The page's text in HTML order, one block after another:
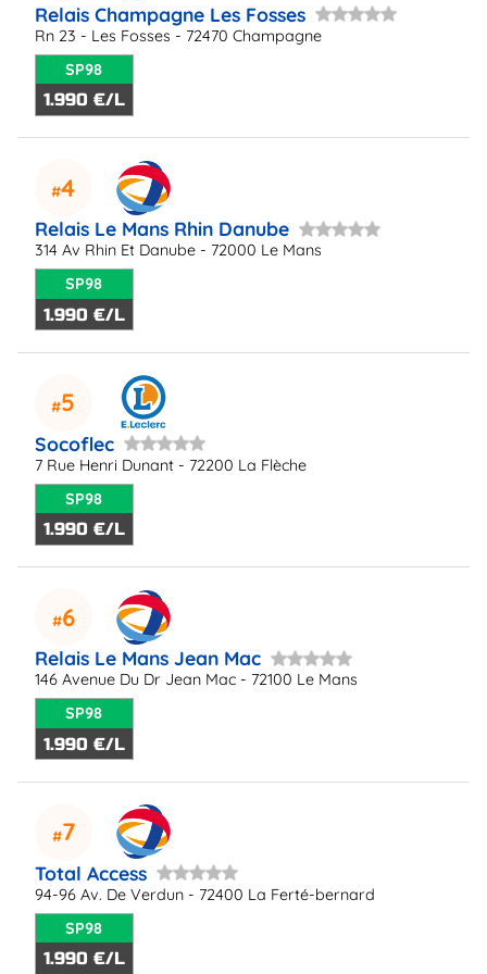
Relais Champagne Les Fosses
Rn 23 - Les Fosses - 72470 Champagne
SP98
1.990 €/L
4
Relais Le Mans Rhin Danube
314 Av Rhin Et Danube - 72000 Le Mans
SP98
1.990 €/L
5
Socoflec
7 Rue Henri Dunant - 72200 La Flèche
SP98
1.990 €/L
6
Relais Le Mans Jean Mac
146 Avenue Du Dr Jean Mac - 72100 Le Mans
SP98
1.990 €/L
7
Total Access
94-96 Av. De Verdun - 72400 La Ferté-bernard
SP98
1.990 €/L